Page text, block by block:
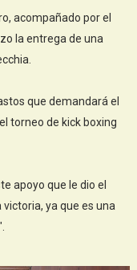
acompañado por el
la entrega de una
que demandará el
torneo de kick boxing
apoyo que le dio el
ya que es una